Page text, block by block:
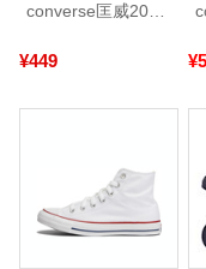
converse匡威2025中性中性-高帮系带-红Chuck Taylor CORE101013
¥449